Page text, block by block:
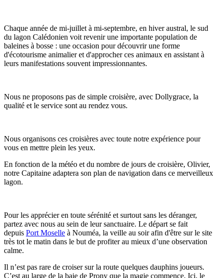
Chaque année de mi-juillet à mi-septembre, en hiver austral, le sud
du lagon Calédonien voit revenir une importante population de
baleines à bosse : une occasion pour découvrir une forme
d'écotourisme animalier et d'approcher ces animaux en assistant à
leurs manifestations souvent impressionnantes.
Nous ne proposons pas de simple croisière, avec Dollygrace, la
qualité et le service sont au rendez vous.
Nous organisons ces croisières avec toute notre expérience pour
vous en mettre plein les yeux.
En fonction de la météo et du nombre de jours de croisière, Olivier,
notre Capitaine adaptera son plan de navigation dans ce merveilleux
lagon.
Pour les apprécier en toute sérénité et surtout sans les déranger,
partez avec nous au sein de leur sanctuaire. Le départ se fait
depuis Port Moselle à Nouméa, la veille au soir afin d'être sur le site
très tot le matin dans le but de profiter au mieux d’une observation
calme.
Il n’est pas rare de croiser sur la route quelques dauphins joueurs.
C’est au large de la baie de Prony que la magie commence. Ici, le